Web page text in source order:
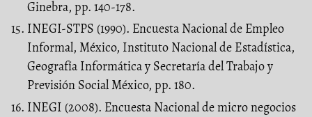
Ginebra, pp. 140-178.
INEGI-STPS (1990). Encuesta Nacional de Empleo
Informal, México, Instituto Nacional de Estadística,
Geografía Informática y Secretaría del Trabajo y
Previsión Social México, pp. 180.
INEGI (2008). Encuesta Nacional de micro negocios